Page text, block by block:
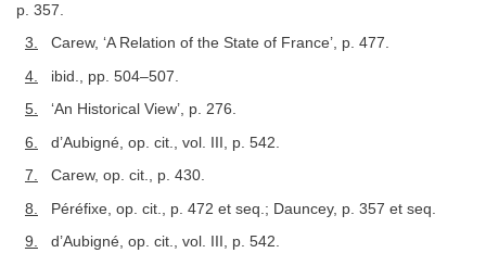
p. 357.
3. Carew, ‘A Relation of the State of France’, p. 477.
4. ibid., pp. 504–507.
5. ‘An Historical View’, p. 276.
6. d’Aubigné, op. cit., vol. III, p. 542.
7. Carew, op. cit., p. 430.
8. Péréfixe, op. cit., p. 472 et seq.; Dauncey, p. 357 et seq.
9. d’Aubigné, op. cit., vol. III, p. 542.